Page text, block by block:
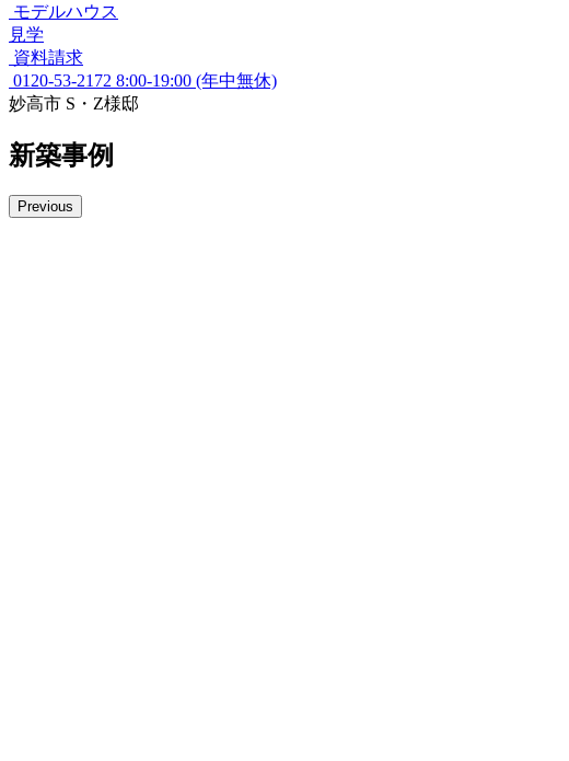
モデルハウス
見学
資料請求
0120-53-2172 8:00-19:00 (年中無休)
妙高市 S・Z様邸
新築事例
Previous